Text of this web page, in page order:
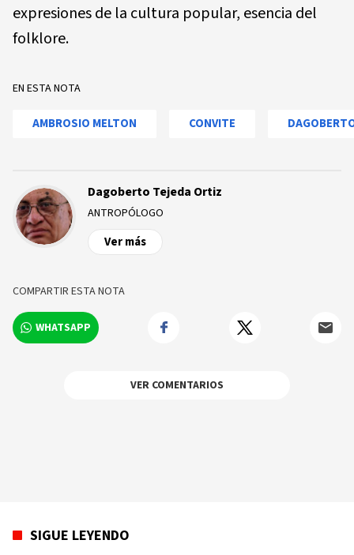
expresiones de la cultura popular, esencia del
folklore.
EN ESTA NOTA
AMBROSIO MELTON CONVITE
Dagoberto Tejeda Ortiz
ANTROPÓLOGO
Ver más
COMPARTIR ESTA NOTA
WHATSAPP
VER COMENTARIOS
SIGUE LEYENDO